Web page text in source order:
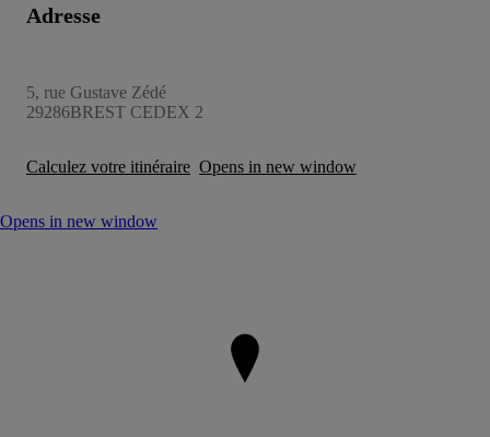
Adresse
5, rue Gustave Zédé
29286BREST CEDEX 2
Calculez votre itinéraire Opens in new window
Opens in new window